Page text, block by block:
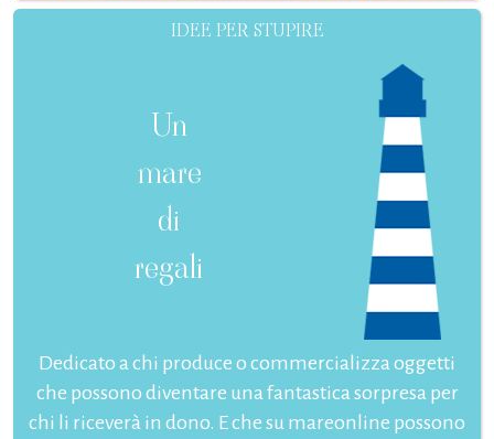
IDEE PER STUPIRE
Un
mare
di
regali
Dedicato a chi produce o commercializza oggetti
che possono diventare una fantastica sorpresa per
chi li riceverà in dono. E che su mareonline possono